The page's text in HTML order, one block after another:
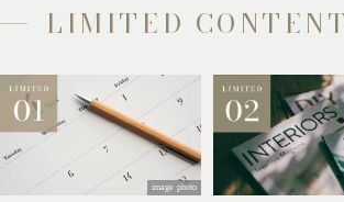
LIMITED
image photo